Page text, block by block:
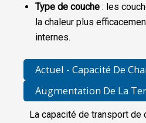
Type de couche : les
la chaleur plus
internes.
Actuel - Capacité De
Augmentation De La
La capacité de transport de